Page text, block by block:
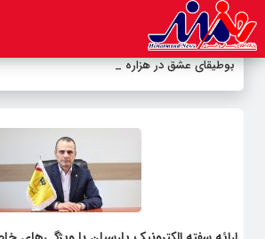
بوطیقای عشق در هزاره مع_